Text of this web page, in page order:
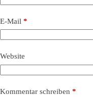
E-Mail *
Website
Kommentar schreiben *